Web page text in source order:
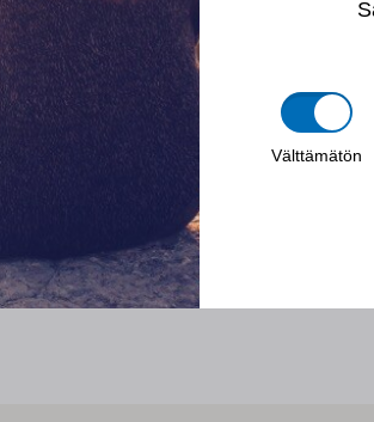
Välttämätön
JARI SALO